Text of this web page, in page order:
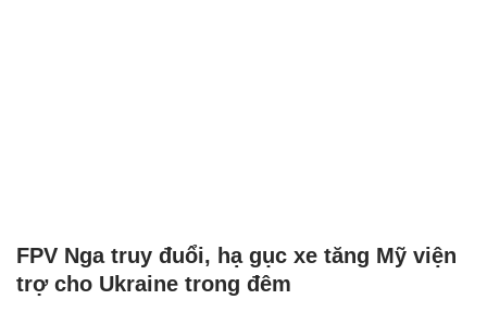
FPV Nga truy đuổi, hạ gục xe tăng Mỹ viện
trợ cho Ukraine trong đêm